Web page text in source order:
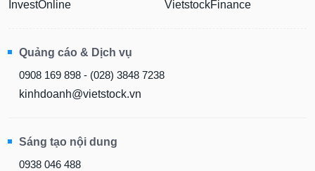
InvestOnline
VietstockFinance
Quảng cáo & Dịch vụ
0908 169 898 - (028) 3848 7238
kinhdoanh@vietstock.vn
Sáng tạo nội dung
0938 046 488